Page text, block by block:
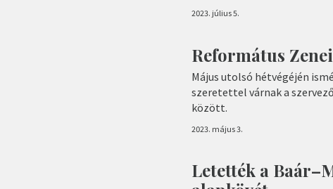
2023. július 5.
Református
Május utolsó hétvégéjén
szeretettel várnak a
között.
2023. május 3.
Letették a